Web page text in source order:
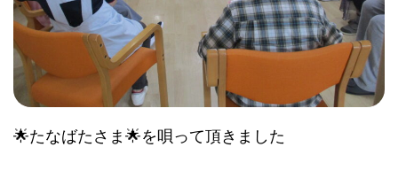
🌟たなばたさま🌟を唄って頂きました